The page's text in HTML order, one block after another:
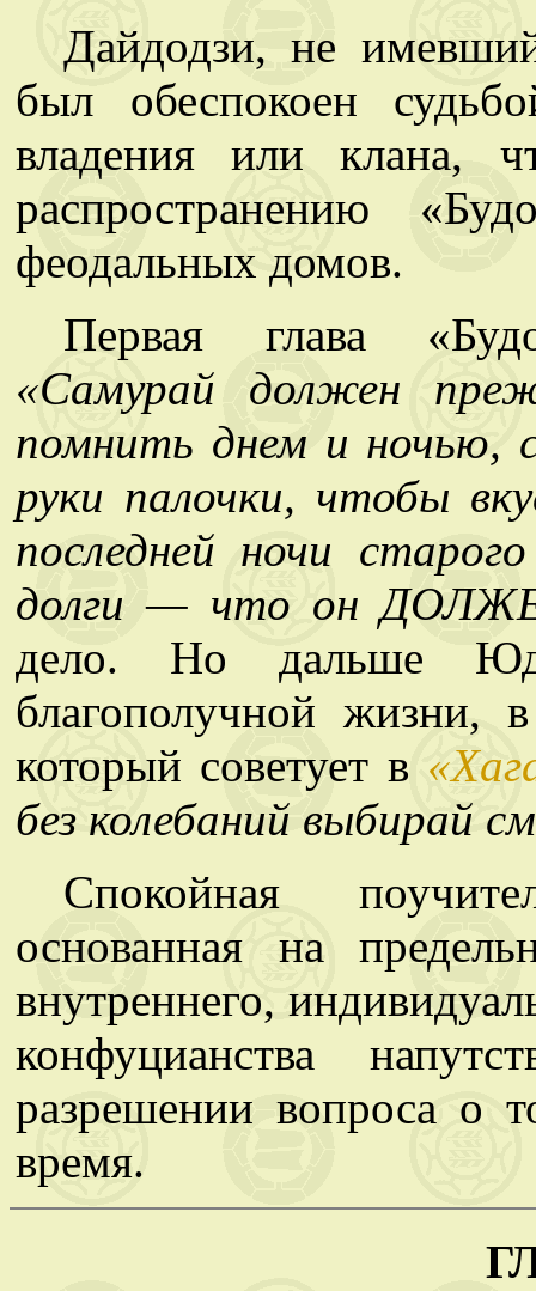
Дайдодзи, не
был обеспокоен
владения или клана,
распространению
феодальных домов.
Первая глава
«Самурай должен
помнить днем и ночью,
руки палочки, чтобы
последней ночи
долги — что он
дело. Но дальше
благополучной жизни,
который советует в
без колебаний выбирай
Спокойная
основанная на
внутреннего,
конфуцианства
разрешении вопроса о
время.